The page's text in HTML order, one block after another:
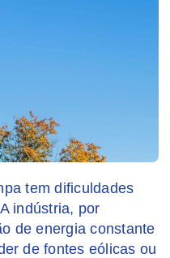
tem dificuldades
indústria, por
de energia constante
de fontes eólicas ou